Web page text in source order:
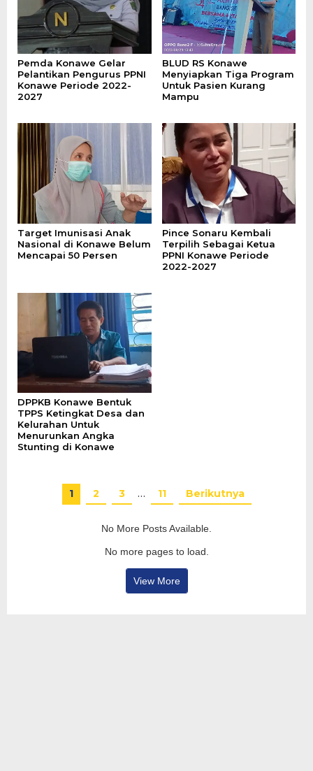
Pemda Konawe Gelar
Pelantikan Pengurus PPNI
Konawe Periode 2022-
2027
BLUD RS Konawe
Menyiapkan Tiga Program
Untuk Pasien Kurang
Mampu
Target Imunisasi Anak
Nasional di Konawe Belum
Mencapai 50 Persen
Pince Sonaru Kembali
Terpilih Sebagai Ketua
PPNI Konawe Periode
2022-2027
DPPKB Konawe Bentuk
TPPS Ketingkat Desa dan
Kelurahan Untuk
Menurunkan Angka
Stunting di Konawe
1 2 3 … 11 Berikutnya
No More Posts Available.
No more pages to load.
View More